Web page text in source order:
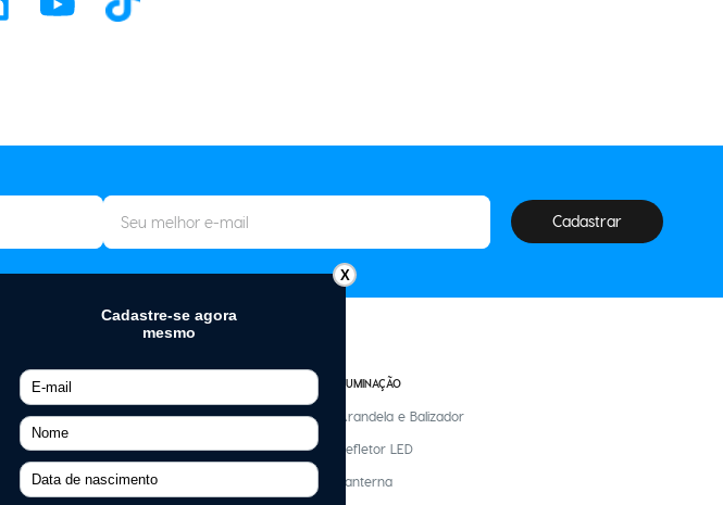
Cadastrar
ELETROPORTÁTEIS
Air Fryer
Apirador de Pó
Chaleira Elétrica
ILUMINAÇÃO
Arandela e Balizador
Refletor LED
Lanterna
X